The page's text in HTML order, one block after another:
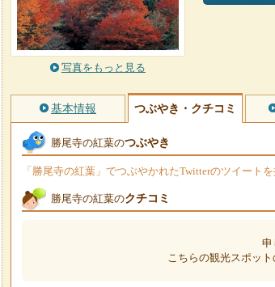
写真をもっと見る
基本情報 つぶやき・クチコミ
勝尾寺の紅葉のつぶやき
「勝尾寺の紅葉」でつぶやかれたTwitterのツイートを
勝尾寺の紅葉のクチコミ
申
こちらの観光スポット